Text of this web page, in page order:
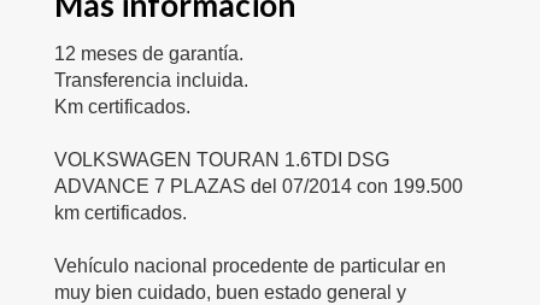
12 meses de garantía.
Transferencia incluida.
Km certificados.
VOLKSWAGEN TOURAN 1.6TDI DSG
ADVANCE 7 PLAZAS del 07/2014 con 199.500
km certificados.
Vehículo nacional procedente de particular en
muy bien cuidado, buen estado general y